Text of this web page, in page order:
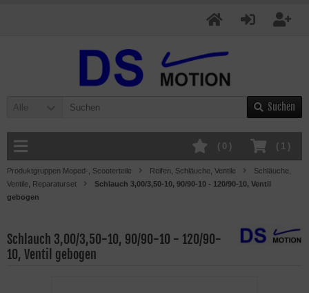
Alle Suchen
( 1 )
( 0 )
Produktgruppen Moped-, Scooterteile Reifen, Schläuche, Ventile
Schläuche,
Ventile, Reparaturset
Schlauch 3,00/3,50-10, 90/90-10 - 120/90-10, Ventil
gebogen
Schlauch 3,00/3,50-10, 90/90-10 - 120/90-
10, Ventil gebogen